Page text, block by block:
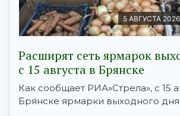
5 АВГУСТА
Расширят сеть ярмарок
с 15 августа в Брянске
Как сообщает РИА»Стрела», с 15
Брянске ярмарки выходного дня